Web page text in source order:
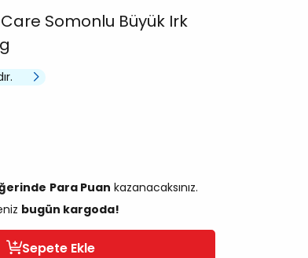
Somonlu Büyük Irk
Para Puan kazanacaksınız.
bugün kargoda!
Sepete Ekle